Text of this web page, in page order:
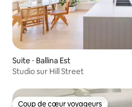
Suite ⋅ Ballina Est
Studio sur Hill Street
Coup de cœur voyageurs